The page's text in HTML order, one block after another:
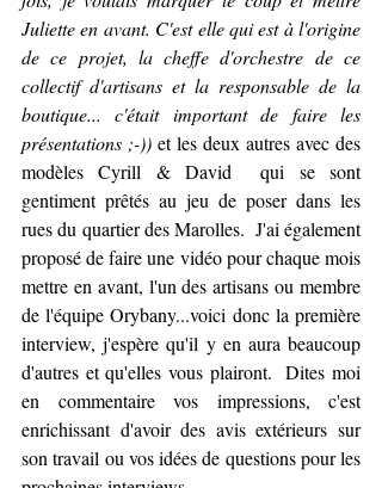
Juliette en avant. C'est elle qui est à l'origine
de ce projet, la cheffe d'orchestre de ce
collectif d'artisans et la responsable de la
boutique... c'était important de faire les
présentations ;-)) et les deux autres avec des
modèles Cyrill & David  qui se sont
gentiment prêtés au jeu de poser dans les
rues du quartier des Marolles.  J'ai également
proposé de faire une vidéo pour chaque mois
mettre en avant, l'un des artisans ou membre
de l'équipe Orybany...voici donc la première
interview, j'espère qu'il y en aura beaucoup
d'autres et qu'elles vous plairont.  Dites moi
en commentaire vos impressions, c'est
enrichissant d'avoir des avis extérieurs sur
son travail ou vos idées de questions pour les